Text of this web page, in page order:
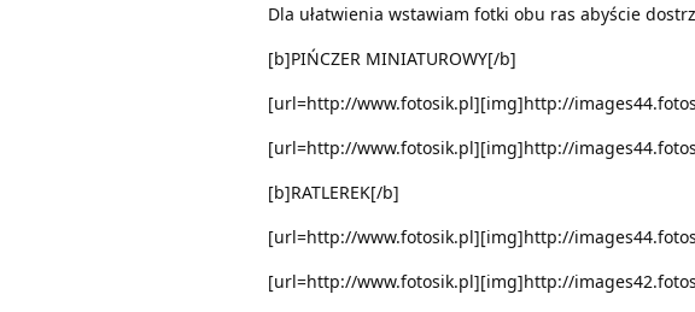
Dla ułatwienia wstawiam fotki obu ras abyście
[b]PIŃCZER MINIATUROWY[/b]
[url=http://www.fotosik.pl][img]http://
[url=http://www.fotosik.pl][img]http://
[b]RATLEREK[/b]
[url=http://www.fotosik.pl][img]http://
[url=http://www.fotosik.pl][img]http://